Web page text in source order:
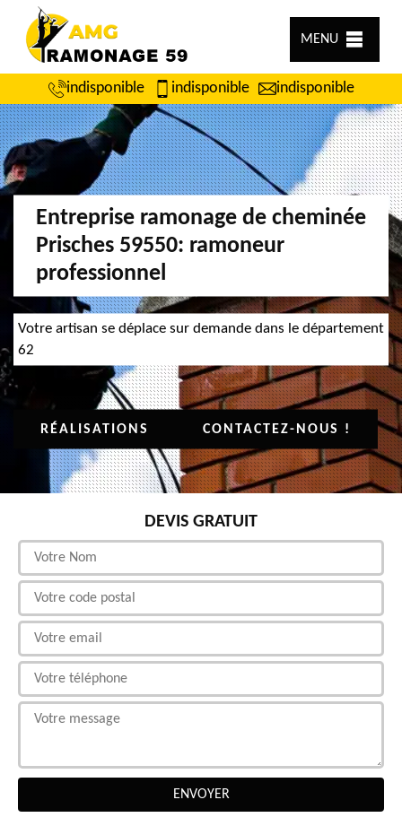
MENU
indisponible indisponible indisponible
Entreprise ramonage de cheminée
Prisches 59550: ramoneur
professionnel
Votre artisan se déplace sur demande dans le département
62
RÉALISATIONS CONTACTEZ-NOUS !
DEVIS GRATUIT